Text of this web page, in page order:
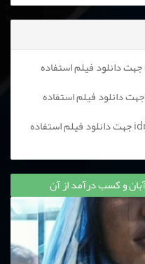
در گوشی های اندروید از برنامه adm جهت دانلود فیلم استفاده
در گوشی ios از برنامه Documents جهت دانلود فیلم استفاده
در کامپیوتر از برنامه Flash Get یا idm جهت دانلود فیلم استفاده